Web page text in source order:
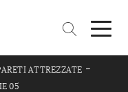
ATTREZZATE -
05